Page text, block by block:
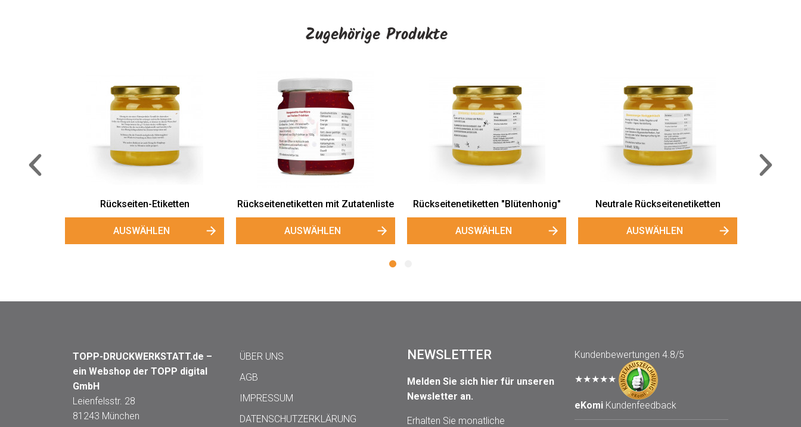
Zugehörige Produkte
Rückseitenetiketten "Blütenhonig"
AUSWÄHLEN
Neutrale Rückseitenetiketten
AUSWÄHLEN
Etiketten "Blumenfreunde"
AUSWÄHLEN
Kleine Etiketten "Blumenfreunde"
AUSWÄHLEN
TOPP-DRUCKWERKSTATT.de –
ein Webshop der TOPP digital
GmbH
Leienfelsstr. 28
81243 München
ÜBER UNS
AGB
IMPRESSUM
DATENSCHUTZERKLÄRUNG
NEWSLETTER
Melden Sie sich hier für unseren
Newsletter an.
Erhalten Sie monatliche
Kundenbewertungen 4.8/5
★★★★★
eKomiKundenfeedback